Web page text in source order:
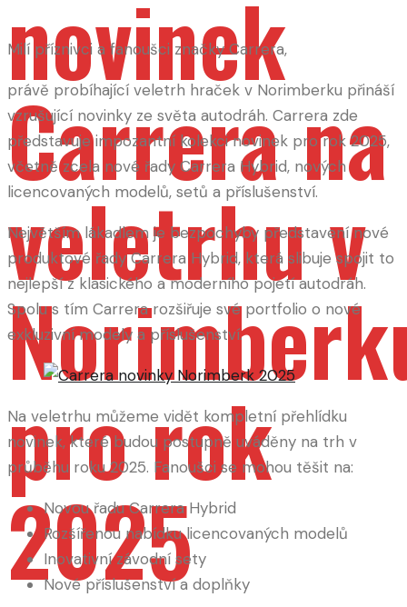
novinek
Carrera na
veletrhu v
pro rok
2025
Milí příznivci a fanoušci značky Carrera,
právě probíhající veletrh hraček v Norimberku přináší
vzrušující novinky ze světa autodráh. Carrera zde
představuje impozantní kolekci novinek pro rok 2025,
včetně zcela nové řady Carrera Hybrid, nových
licencovaných modelů, setů a příslušenství.
Největším lákadlem je bezpochyby představení nové
produktové řady Carrera Hybrid, která slibuje spojit to
nejlepší z klasického a moderního pojetí autodráh.
Spolu s tím Carrera rozšiřuje své portfolio o nové
exkluzivní modely a příslušenství.
Na veletrhu můžeme vidět kompletní přehlídku
novinek, které budou postupně uváděny na trh v
průběhu roku 2025. Fanoušci se mohou těšit na:
Novou řadu Carrera Hybrid
Rozšířenou nabídku licencovaných modelů
Inovativní závodní sety
Nové příslušenství a doplňky